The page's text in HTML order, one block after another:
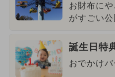
お財布に
がすごい公
誕生日特
おでかけ